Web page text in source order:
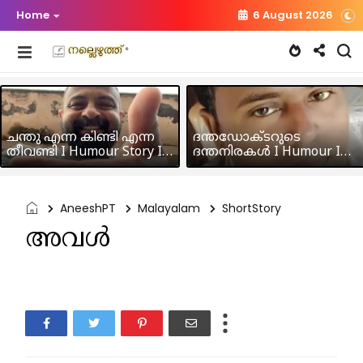
Home 6 August 2026
ചന്തു എന്ന കിണ്ടി എന്ന
തീവണ്ടി I Humour Story I
Rajeev Panicker
ദന്തഡോക്ടറുടെ
ദന്തനിരകൾ I Humour I
Hussain MK
AneeshPT Malayalam ShortStory
അവൾ